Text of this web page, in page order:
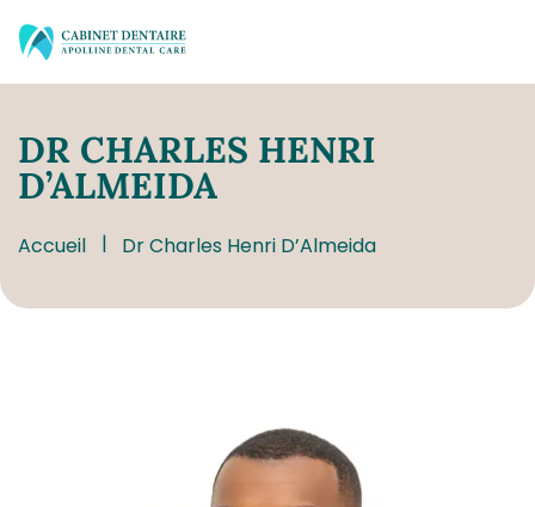
DR CHARLES HENRI
D’ALMEIDA
Accueil Dr Charles Henri D’Almeida